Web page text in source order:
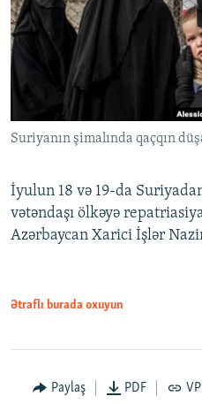
Suriyanın şimalında qaçqın
İyulun 18 və 19-da
vətəndaşı ölkəyə
Azərbaycan Xarici İşlər
Ətraflı burada oxuyun
Paylaş PDF